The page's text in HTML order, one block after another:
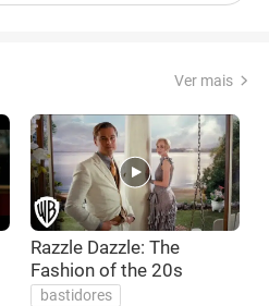
Ver mais
Razzle Dazzle: The
Fashion of the 20s
bastidores